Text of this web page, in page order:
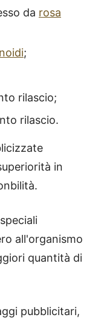
da rosa
;
rilascio;
rilascio.
in
all'organismo
quantità di
pubblicitari,